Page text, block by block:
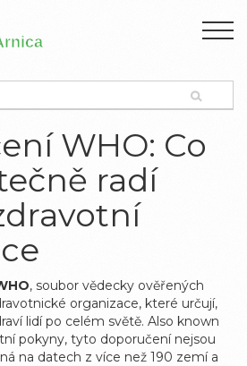
WHO: Co
radí
, soubor vědecky ověřených
organizace, které určují,
lidí po celém světě. Also known
pokyny, tyto doporučení nejsou
na datech z více než 190 zemí a